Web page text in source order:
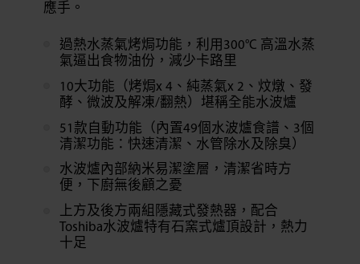
應手。
過熱水蒸氣烤焗功能，利用300°C 高溫水蒸
氣逼出食物油份，減少卡路里
10大功能（烤焗x 4、純蒸氣x 2、炆燉、發
酵、微波及解凍/翻熱）堪稱全能水波爐
51款自動功能（內置49個水波爐食譜、3個
清潔功能：快速清潔、水管除水及除臭）
水波爐內部納米易潔塗層，清潔省時方
便，下廚無後顧之憂
上方及後方兩組隱藏式發熱器，配合
Toshiba水波爐特有石窯式爐頂設計，熱力
十足